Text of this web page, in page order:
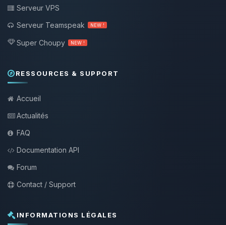
Serveur VPS
Serveur Teamspeak
NEW !
Super Choupy NEW !
RESSOURCES & SUPPORT
Accueil
Actualités
FAQ
Documentation API
Forum
Contact / Support
INFORMATIONS LÉGALES